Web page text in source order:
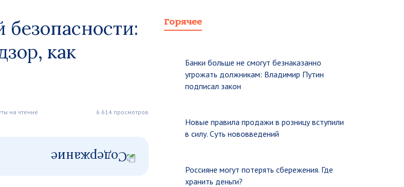
как
на чтение 6 614 просмотров
Горячее
Банки больше не смогут безнаказанно
угрожать должникам: Владимир Путин
подписал закон
Новые правила продажи в розницу вступили
в силу. Суть нововведений
Россияне могут потерять сбережения. Где
хранить деньги?